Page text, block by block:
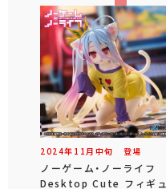
2024年 11 月 中旬 登場
ノーゲーム・ノーライフ
Desktop Cute フィギュ